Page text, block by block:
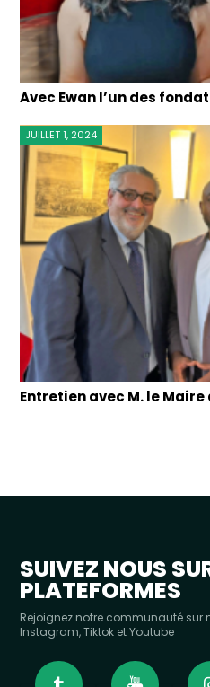
Avec Ewan l’un des
Entretien avec M. le
JUILLET 1, 2024
SUIVEZ NOUS
PLATEFORMES
Rejoignez notre communauté sur
Instagram, Tiktok et Youtube